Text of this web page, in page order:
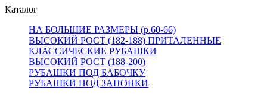
Каталог
НА БОЛЬШИЕ РАЗМЕРЫ (р.60-66)
ВЫСОКИЙ РОСТ (182-188) ПРИТАЛЕННЫЕ
КЛАССИЧЕСКИЕ РУБАШКИ
ВЫСОКИЙ РОСТ (188-200)
РУБАШКИ ПОД БАБОЧКУ
РУБАШКИ ПОД ЗАПОНКИ